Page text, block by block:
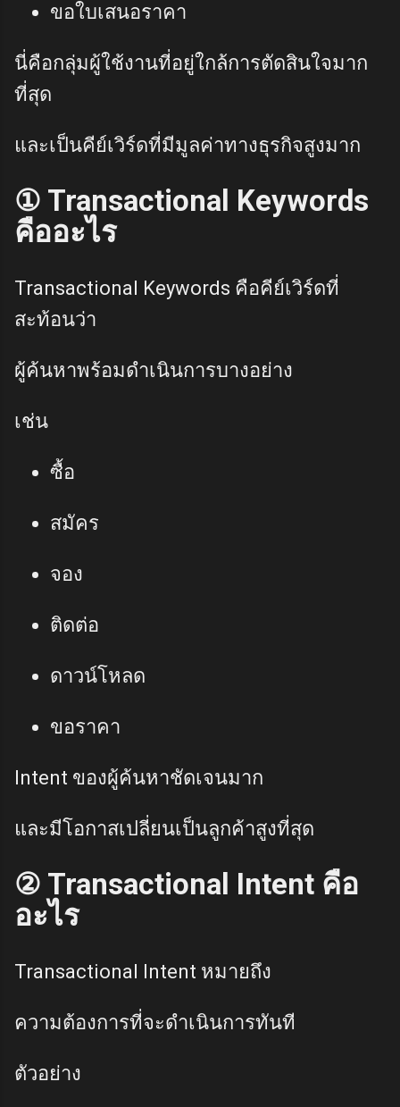
ขอใบเสนอราคา
นี่คือกลุ่มผู้ใช้งานที่อยู่ใกล้การตัดสินใจมาก
ที่สุด
และเป็นคีย์เวิร์ดที่มีมูลค่าทางธุรกิจสูงมาก
① Transactional Keywords
คืออะไร
Transactional Keywords คือคีย์เวิร์ดที่
สะท้อนว่า
ผู้ค้นหาพร้อมดำเนินการบางอย่าง
เช่น
ซื้อ
สมัคร
จอง
ติดต่อ
ดาวน์โหลด
ขอราคา
Intent ของผู้ค้นหาชัดเจนมาก
และมีโอกาสเปลี่ยนเป็นลูกค้าสูงที่สุด
② Transactional Intent คือ
อะไร
Transactional Intent หมายถึง
ความต้องการที่จะดำเนินการทันที
ตัวอย่าง